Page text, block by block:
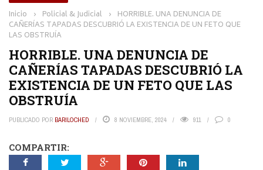
Inicio › Policial & Judicial › HORRIBLE. UNA DENUNCIA DE
CAÑERÍAS TAPADAS DESCUBRIÓ LA EXISTENCIA DE UN FETO QUE
LAS OBSTRUÍA
HORRIBLE. UNA DENUNCIA DE
CAÑERÍAS TAPADAS DESCUBRIÓ LA
EXISTENCIA DE UN FETO QUE LAS
OBSTRUÍA
PUBLICADO POR BARILOCHED 8 NOVIEMBRE, 2024 911 0
COMPARTIR: